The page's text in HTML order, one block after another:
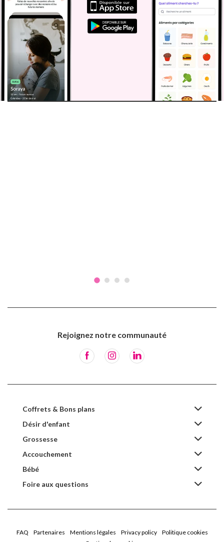
Rejoignez notre communauté
Coffrets & Bons plans
Désir d'enfant
Grossesse
Accouchement
Bébé
Foire aux questions
FAQ Partenaires Mentions légales Privacy policy
Politique cookies